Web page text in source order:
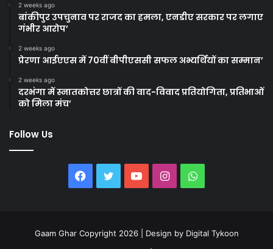
2 weeks ago
बांकीपुर उपचुनाव पर राजद का हमला, एनडीए सरकार पर लगाए
गंभीर आरोप’
2 weeks ago
प्रेरणा आईएएस में 70वीं बीपीएससी सफल अभ्यर्थियों का सम्मान’
2 weeks ago
दरभंगा में स्नातकोत्तर छात्रों की वाद-विवाद प्रतियोगिता, प्रतिभाओं
को मिला मंच’
Follow Us
Facebook
TwitterYouTubeInstagramWhatsApp
Gaam Ghar Copyright 2026 | Design by Digital Tykoon